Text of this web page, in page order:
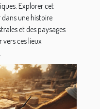
Explorer cet
dans une histoire
et des paysages
ces lieux